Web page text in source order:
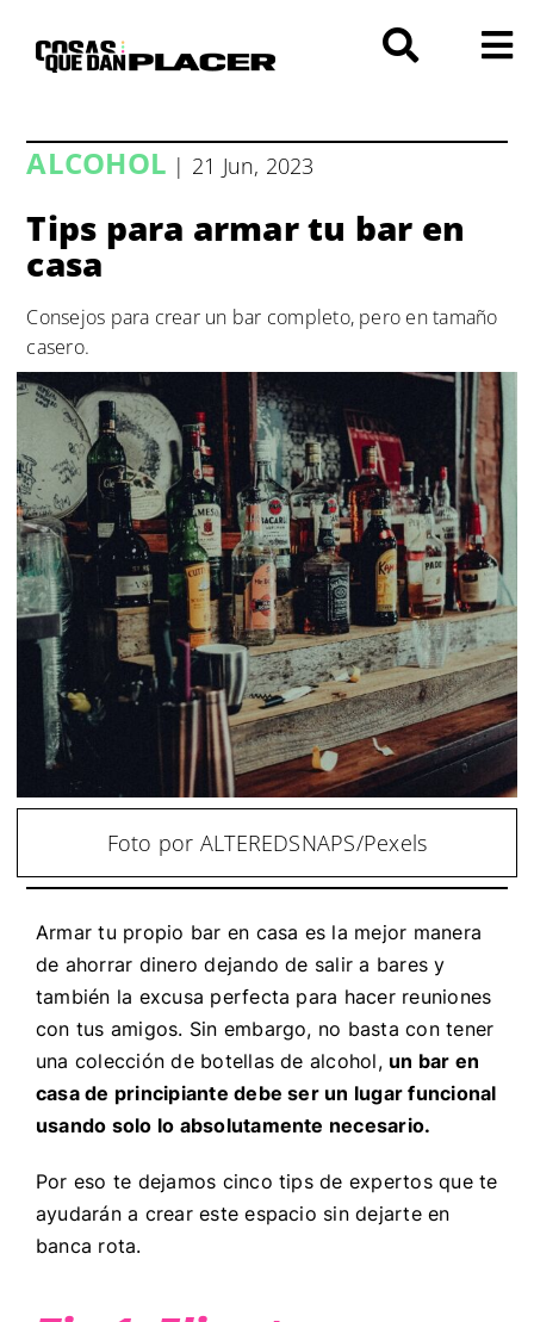
contenido
ALCOHOL | 21 Jun, 2023
Tips para armar tu bar en
casa
Consejos para crear un bar completo, pero en tamaño
casero.
Foto por ALTEREDSNAPS/Pexels
Armar tu propio bar en casa es la mejor manera
de ahorrar dinero dejando de salir a bares y
también la excusa perfecta para hacer reuniones
con tus amigos. Sin embargo, no basta con tener
una colección de botellas de alcohol, un bar en
casa de principiante debe ser un lugar funcional
usando solo lo absolutamente necesario.
Por eso te dejamos cinco tips de expertos que te
ayudarán a crear este espacio sin dejarte en
banca rota.